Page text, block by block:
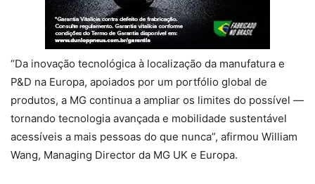
“Da inovação tecnológica à localização da manufatura e
P&D na Europa, apoiados por um portfólio global de
produtos, a MG continua a ampliar os limites do possível —
tornando tecnologia avançada e mobilidade sustentável
acessíveis a mais pessoas do que nunca”, afirmou William
Wang, Managing Director da MG UK e Europa.